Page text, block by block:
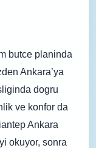
butce planinda
Ankara’ya
dogru
ve konfor da
Ankara
okuyor, sonra